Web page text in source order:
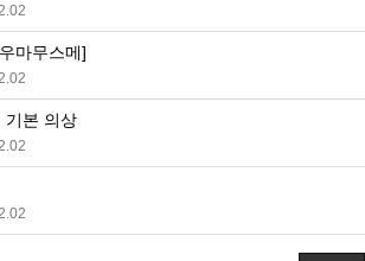
마무스메]
기본 의상